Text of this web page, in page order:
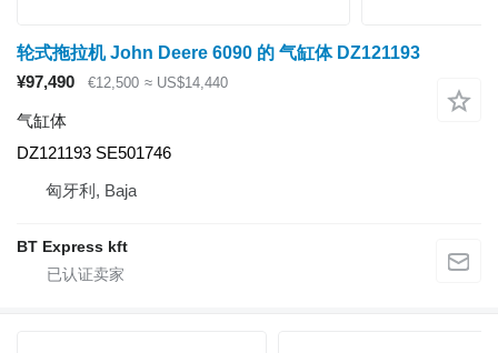
轮式拖拉机 John Deere 6090 的 气缸体 DZ121193
¥97,490
€12,500 ≈ US$14,440
气缸体
DZ121193 SE501746
匈牙利, Baja
BT Express kft